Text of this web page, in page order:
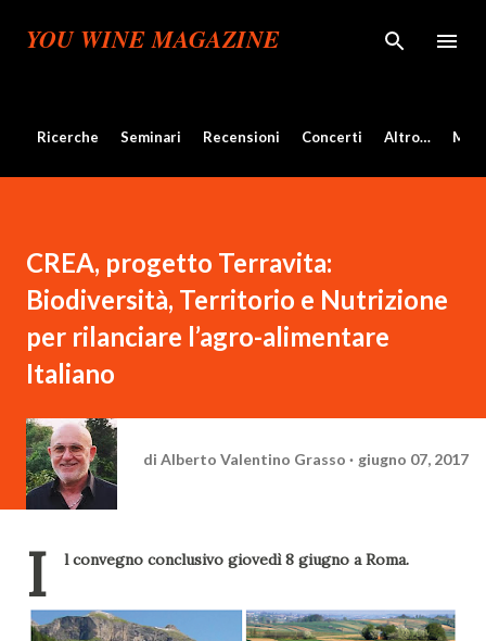
Passa ai contenuti principali
YOU WINE MAGAZINE
Ricerche Seminari Recensioni Concerti Altro…
CREA, progetto Terravita:
Biodiversità, Territorio e Nutrizione
per rilanciare l’agro-alimentare
Italiano
di Alberto Valentino Grasso giugno 07, 2017
I l convegno conclusivo giovedì 8 giugno a Roma.